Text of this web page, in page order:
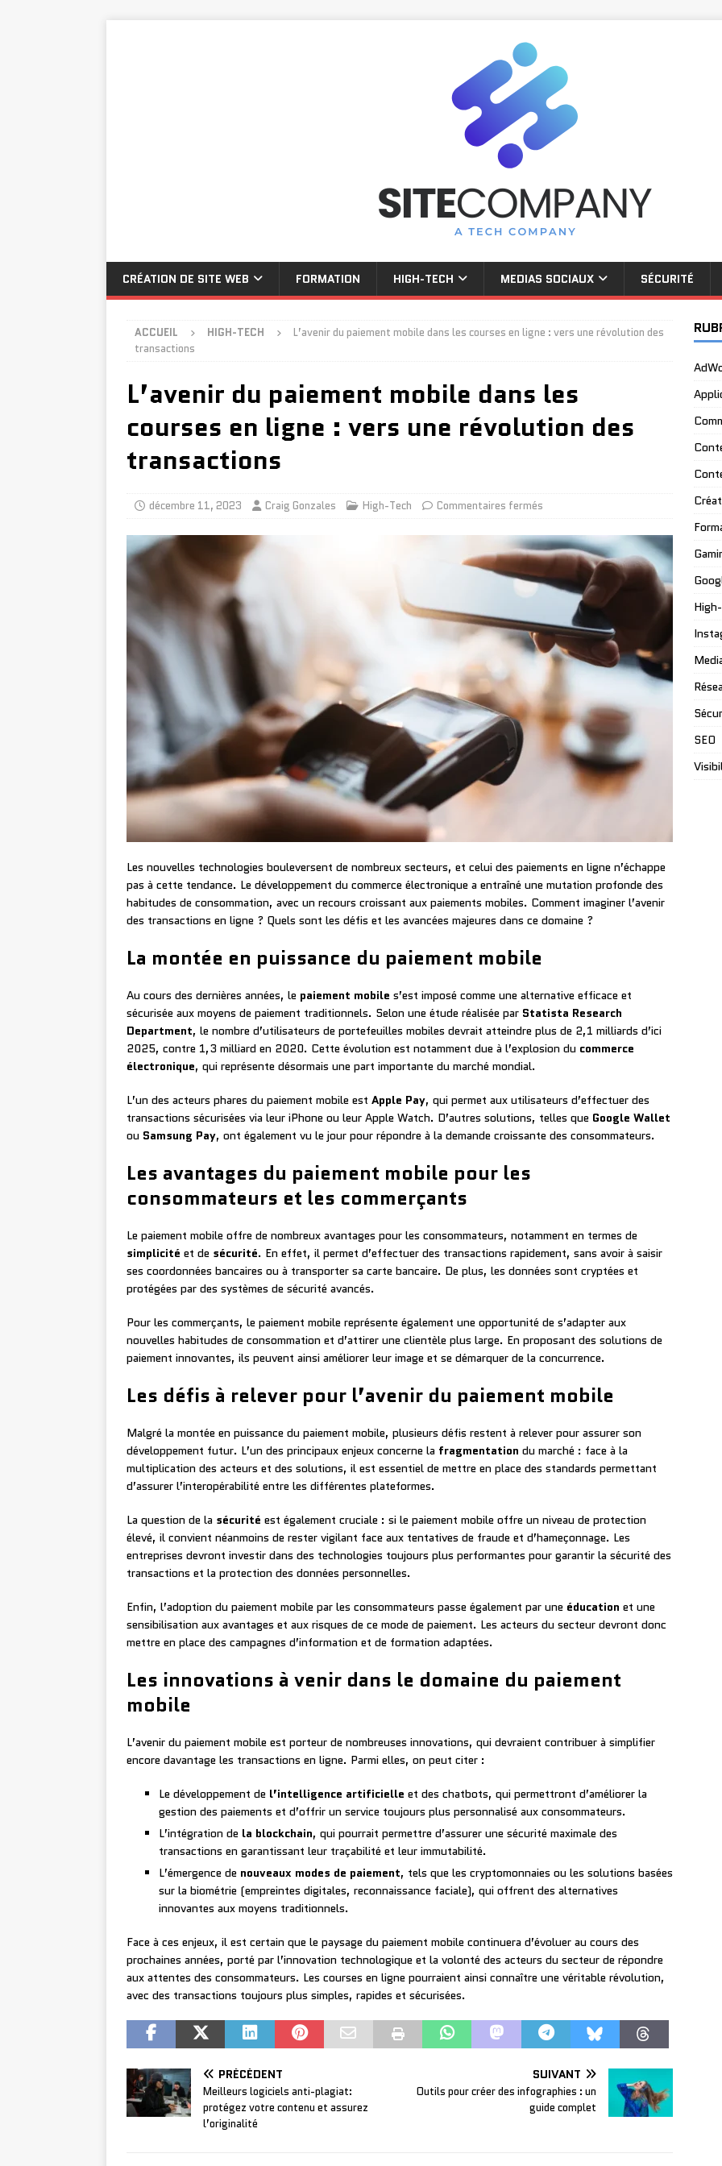
CRÉATION DE SITE WEB FORMATION HIGH-TECH MEDIAS SOCIAUX SÉCURITÉ
ACCUEIL HIGH-TECH
L’avenir du paiement mobile dans les courses en ligne : vers une révolution des
transactions
L’avenir du paiement mobile dans les
courses en ligne : vers une révolution des
transactions
décembre 11, 2023 Craig Gonzales High-Tech Commentaires fermés
Les nouvelles technologies bouleversent de nombreux secteurs, et celui des paiements en ligne n’échappe
pas à cette tendance. Le développement du commerce électronique a entraîné une mutation profonde des
habitudes de consommation, avec un recours croissant aux paiements mobiles. Comment imaginer l’avenir
des transactions en ligne ? Quels sont les défis et les avancées majeures dans ce domaine ?
La montée en puissance du paiement mobile
Au cours des dernières années, le paiement mobile s’est imposé comme une alternative efficace et
sécurisée aux moyens de paiement traditionnels. Selon une étude réalisée par Statista Research
Department, le nombre d’utilisateurs de portefeuilles mobiles devrait atteindre plus de 2,1 milliards d’ici
2025, contre 1,3 milliard en 2020. Cette évolution est notamment due à l’explosion du commerce
électronique, qui représente désormais une part importante du marché mondial.
L’un des acteurs phares du paiement mobile est Apple Pay, qui permet aux utilisateurs d’effectuer des
transactions sécurisées via leur iPhone ou leur Apple Watch. D’autres solutions, telles que Google Wallet
ou Samsung Pay, ont également vu le jour pour répondre à la demande croissante des consommateurs.
Les avantages du paiement mobile pour les
consommateurs et les commerçants
Le paiement mobile offre de nombreux avantages pour les consommateurs, notamment en termes de
simplicité et de sécurité. En effet, il permet d’effectuer des transactions rapidement, sans avoir à saisir
ses coordonnées bancaires ou à transporter sa carte bancaire. De plus, les données sont cryptées et
protégées par des systèmes de sécurité avancés.
Pour les commerçants, le paiement mobile représente également une opportunité de s’adapter aux
nouvelles habitudes de consommation et d’attirer une clientèle plus large. En proposant des solutions de
paiement innovantes, ils peuvent ainsi améliorer leur image et se démarquer de la concurrence.
Les défis à relever pour l’avenir du paiement mobile
Malgré la montée en puissance du paiement mobile, plusieurs défis restent à relever pour assurer son
développement futur. L’un des principaux enjeux concerne la fragmentation du marché : face à la
multiplication des acteurs et des solutions, il est essentiel de mettre en place des standards permettant
d’assurer l’interopérabilité entre les différentes plateformes.
La question de la sécurité est également cruciale : si le paiement mobile offre un niveau de protection
élevé, il convient néanmoins de rester vigilant face aux tentatives de fraude et d’hameçonnage. Les
entreprises devront investir dans des technologies toujours plus performantes pour garantir la sécurité des
transactions et la protection des données personnelles.
Enfin, l’adoption du paiement mobile par les consommateurs passe également par une éducation et une
sensibilisation aux avantages et aux risques de ce mode de paiement. Les acteurs du secteur devront donc
mettre en place des campagnes d’information et de formation adaptées.
Les innovations à venir dans le domaine du paiement
mobile
L’avenir du paiement mobile est porteur de nombreuses innovations, qui devraient contribuer à simplifier
encore davantage les transactions en ligne. Parmi elles, on peut citer :
Le développement de l’intelligence artificielle et des chatbots, qui permettront d’améliorer la
gestion des paiements et d’offrir un service toujours plus personnalisé aux consommateurs.
L’intégration de la blockchain, qui pourrait permettre d’assurer une sécurité maximale des
transactions en garantissant leur traçabilité et leur immutabilité.
L’émergence de nouveaux modes de paiement, tels que les cryptomonnaies ou les solutions basées
sur la biométrie (empreintes digitales, reconnaissance faciale), qui offrent des alternatives
innovantes aux moyens traditionnels.
Face à ces enjeux, il est certain que le paysage du paiement mobile continuera d’évoluer au cours des
prochaines années, porté par l’innovation technologique et la volonté des acteurs du secteur de répondre
aux attentes des consommateurs. Les courses en ligne pourraient ainsi connaître une véritable révolution,
avec des transactions toujours plus simples, rapides et sécurisées.
PRÉCÉDENT
Meilleurs logiciels anti-plagiat:
protégez votre contenu et assurez
l’originalité
SUIVANT
Outils pour créer des infographies : un
guide complet
SEO